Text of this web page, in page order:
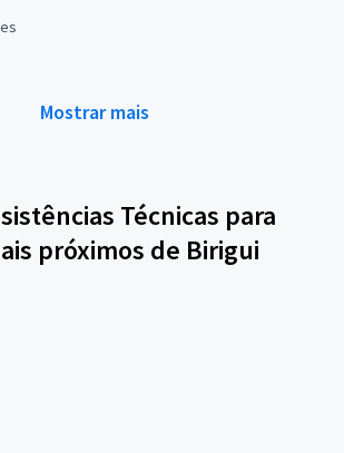
Mostrar mais
Técnicas para
próximos de Birigui